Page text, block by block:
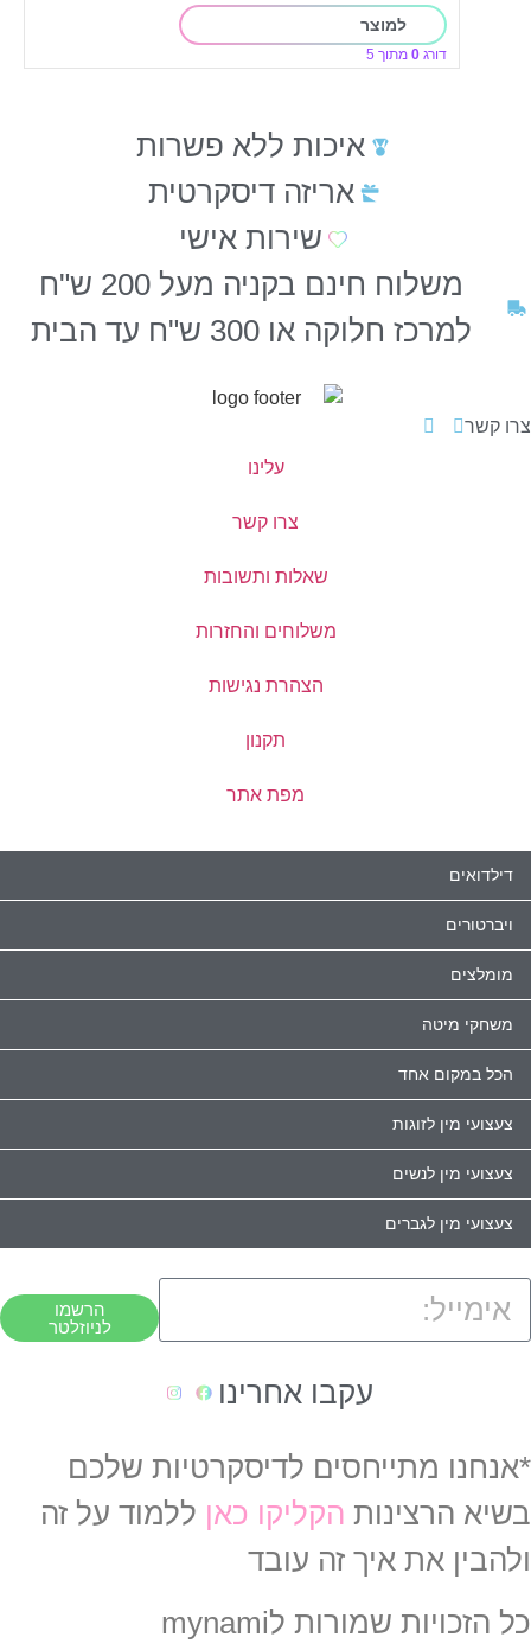
למוצר
דורג 0 מתוך 5
איכות ללא פשרות
אריזה דיסקרטית
שירות אישי
משלוח חינם בקניה מעל 200 ש"ח
למרכז חלוקה או 300 ש"ח עד הבית
צרו קשר
עלינו
צרו קשר
שאלות ותשובות
משלוחים והחזרות
הצהרת נגישות
תקנון
מפת אתר
דילדואים
ויברטורים
מומלצים
משחקי מיטה
הכל במקום אחד
צעצועי מין לזוגות
צעצועי מין לנשים
צעצועי מין לגברים
הרשמו
לניוזלטר
עקבו אחרינו
*אנחנו מתייחסים לדיסקרטיות שלכם
בשיא הרצינות הקליקו כאן ללמוד על זה
ולהבין את איך זה עובד
כל הזכויות שמורות לmynami